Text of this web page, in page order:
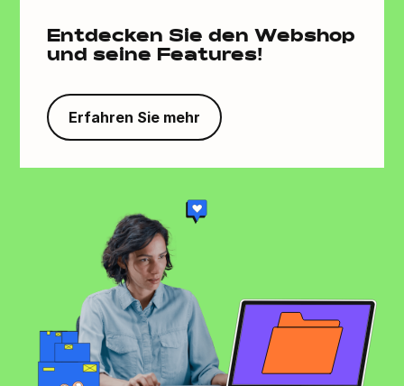
Entdecken Sie den Webshop
und seine Features!
Erfahren Sie mehr